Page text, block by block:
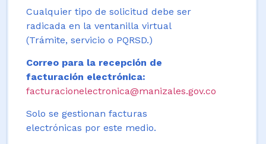
Cualquier tipo de solicitud debe ser
radicada en la ventanilla virtual
(Trámite, servicio o PQRSD.)
Correo para la recepción de
facturación electrónica:
facturacionelectronica@manizales.gov.co
Solo se gestionan facturas
electrónicas por este medio.